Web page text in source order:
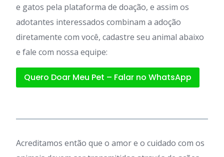
e gatos pela plataforma de doação, e assim os
adotantes interessados combinam a adoção
diretamente com você, cadastre seu animal abaixo
e fale com nossa equipe:
Quero Doar Meu Pet – Falar no WhatsApp
Acreditamos então que o amor e o cuidado com os